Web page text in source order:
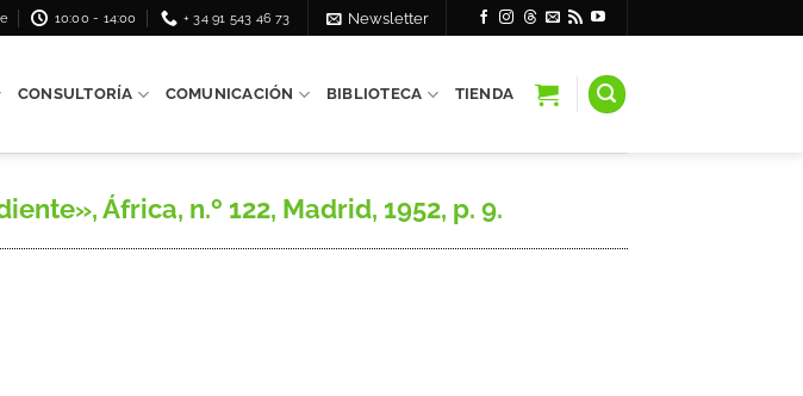
10:00 - 14:00 + 34 91 543 46 73 Newsletter
CONSULTORÍA COMUNICACIÓN BIBLIOTECA TIENDA
África, n.º 122, Madrid, 1952, p. 9.